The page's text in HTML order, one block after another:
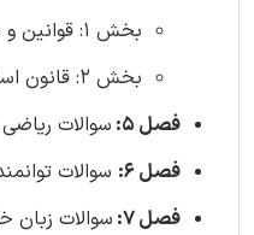
بخش 1: قوانین و مقررات اداری (100 سوال)
بخش 2: قانون اساسی (50 سوال)
فصل 5:
سوالات ریاضی و
فصل 6:
سوالات
فصل 7:
سوالات زبان خارجه